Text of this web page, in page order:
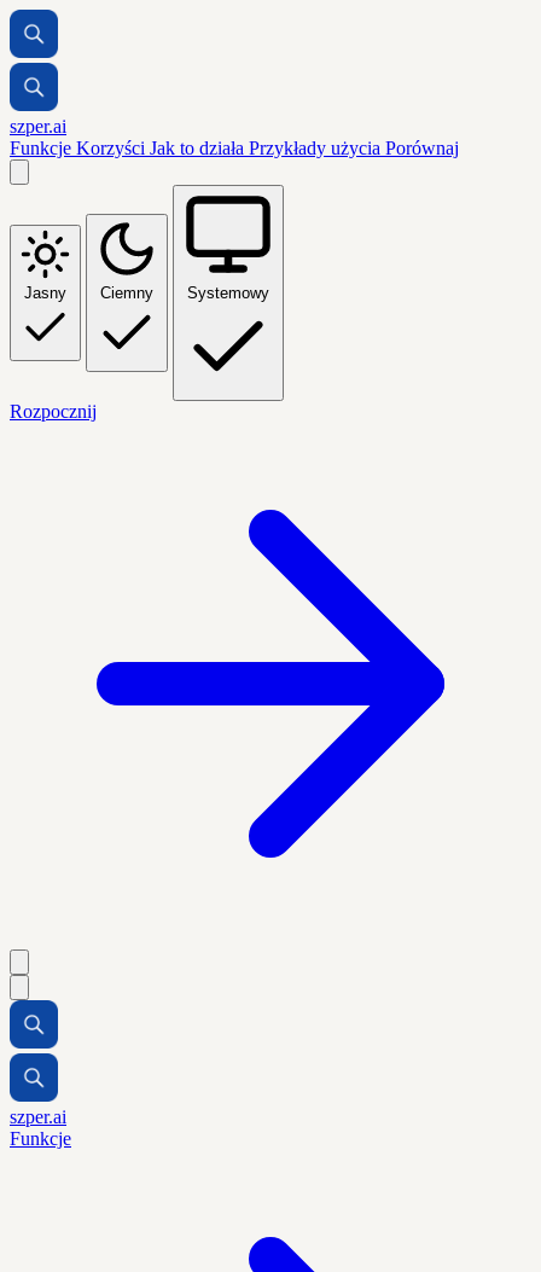
szper.ai
Funkcje Korzyści Jak to działa Przykłady użycia Porównaj
Jasny Ciemny Systemowy
Rozpocznij
szper.ai
Funkcje